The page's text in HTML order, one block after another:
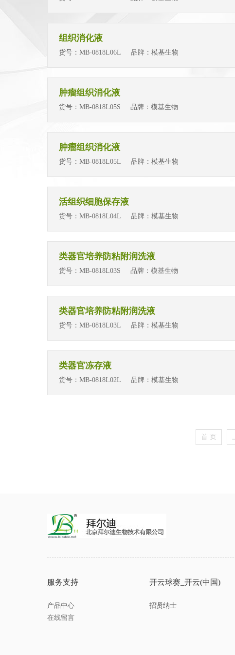
组织消化液
货号： MB-0818L06L 品牌： 模基生物
肿瘤组织消化液
货号： MB-0818L05S 品牌： 模基生物
肿瘤组织消化液
货号： MB-0818L05L 品牌： 模基生物
活组织细胞保存液
货号： MB-0818L04L 品牌： 模基生物
类器官培养防粘附润洗液
货号： MB-0818L03S 品牌： 模基生物
类器官培养防粘附润洗液
货号： MB-0818L03L 品牌： 模基生物
类器官冻存液
货号： MB-0818L02L 品牌： 模基生物
首 页
服务支持
产品中心
在线留言
开云球赛_开云(中国)
招贤纳士